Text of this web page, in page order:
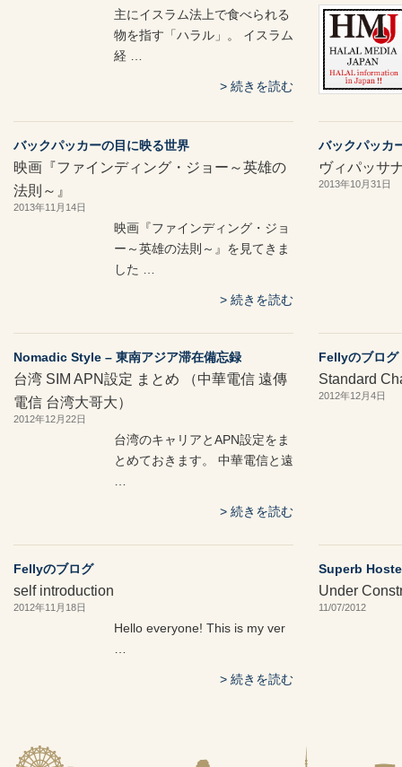
主にイスラム法上で食べられる
物を指す「ハラル」。 イスラム
経 …
続きを読む
バックパッカーの目に映る世界
映画『ファインディング・ジョー～英雄の
法則～』
2013年11月14日
映画『ファインディング・ジョ
ー～英雄の法則～』を見てきま
した …
続きを読む
バックパッカ
ヴィパッサ
2013年10月31日
Nomadic Style – 東南アジア滞在備忘録
台湾 SIM APN設定 まとめ （中華電信 遠傳
電信 台湾大哥大）
2012年12月22日
台湾のキャリアとAPN設定をま
とめておきます。 中華電信と遠
続きを読む
Fellyのブログ
Standard
2012年12月4日
Fellyのブログ
self introduction
2012年11月18日
Hello everyone! This is my ver
…
続きを読む
Superb
Under
11/07/2012